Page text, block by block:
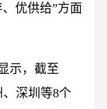
优供给”方面
示，截至
、深圳等8个